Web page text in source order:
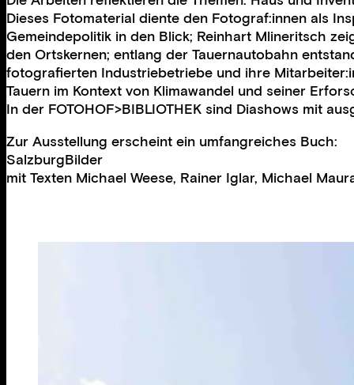
Dieses Fotomaterial diente den Fotograf:innen als
Gemeindepolitik in den Blick; Reinhart Mlineritsch
den Ortskernen; entlang der Tauernautobahn
fotografierten Industriebetriebe und ihre
Tauern im Kontext von Klimawandel und seiner
In der FOTOHOF>BIBLIOTHEK sind Diashows mit
Zur Ausstellung erscheint ein umfangreiches Buch:
SalzburgBilder
mit Texten Michael Weese, Rainer Iglar, Michael